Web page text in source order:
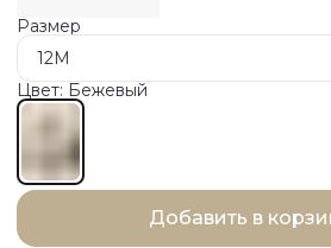
Размер
12M
Цвет: Бежевый
Добавить в